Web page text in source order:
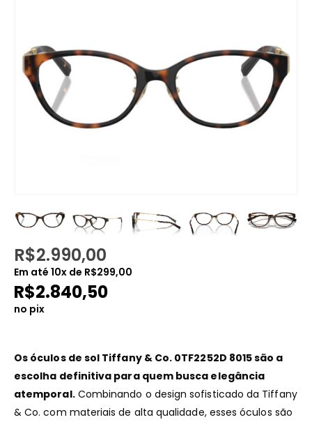
R$2.990,00
Em até 10x de R$299,00
R$2.840,50
no pix
Os óculos de sol Tiffany & Co. 0TF2252D 8015 são a
escolha definitiva para quem busca elegância
atemporal.Combinando o design sofisticado da Tiffany
& Co. com materiais de alta qualidade, esses óculos são